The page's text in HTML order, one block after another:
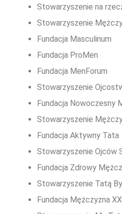
Stowarzyszenie na
Stowarzyszenie
Fundacja Masculinum
Fundacja ProMen
Fundacja MenForum
Stowarzyszenie
Fundacja Nowoczesny
Stowarzyszenie
Fundacja Aktywny Tata
Stowarzyszenie Ojców
Fundacja Zdrowy
Stowarzyszenie Tatą
Fundacja Mężczyzna